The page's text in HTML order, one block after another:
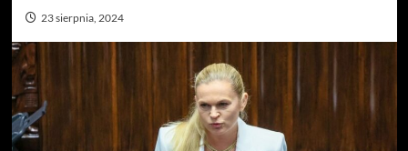
23 sierpnia, 2024